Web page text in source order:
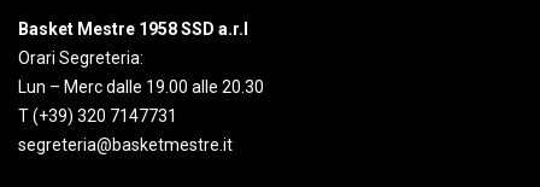
Basket Mestre 1958 SSD a.r.l
Orari Segreteria:
Lun – Merc dalle 19.00 alle 20.30
T(+39) 320 7147731
segreteria@basketmestre.it